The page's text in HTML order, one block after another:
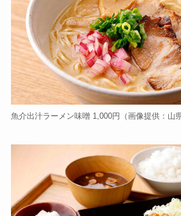
魚介出汁ラーメン味噌 1,000円（画像提供：山